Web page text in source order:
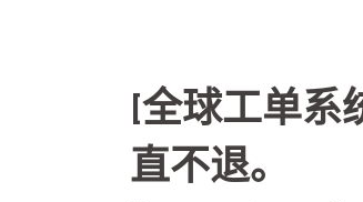
[全球工单系
直不退。